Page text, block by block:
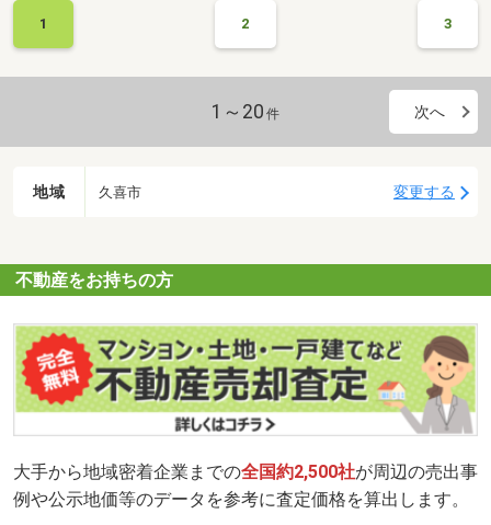
1 2 3
1～20 件 次へ
地域 久喜市 変更する
不動産をお持ちの方
大手から地域密着企業までの全国約2,500社が周辺の売出事
例や公示地価等のデータを参考に査定価格を算出します。